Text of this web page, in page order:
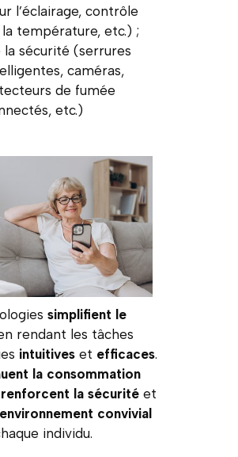
l’éclairage, contrôle
température, etc.) ;
la sécurité (serrures
caméras,
de fumée
etc.)
simplifient le
rendant les tâches
intuitiveset efficaces.
la consommation
renforcent la sécuritéet
environnement convivial
individu.